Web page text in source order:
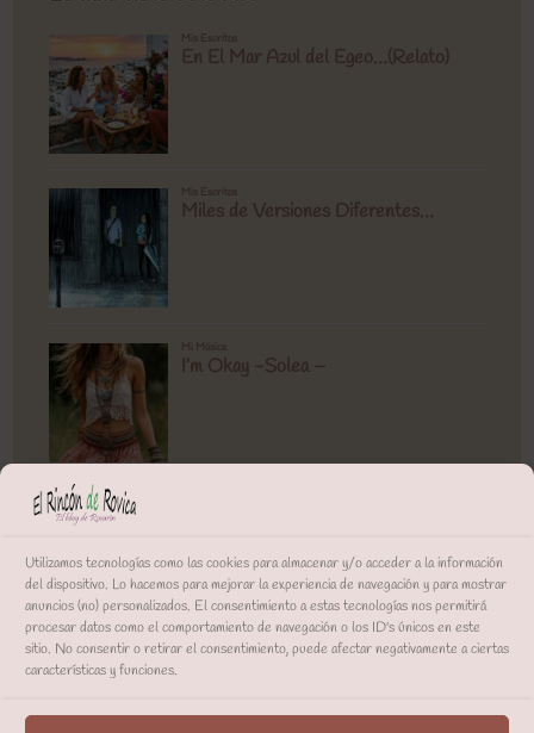
Utilizamos tecnologías como las cookies para almacenar y/o acceder a la información
del dispositivo. Lo hacemos para mejorar la experiencia de navegación y para mostrar
anuncios (no) personalizados. El consentimiento a estas tecnologías nos permitirá
procesar datos como el comportamiento de navegación o los ID's únicos en este
sitio. No consentir o retirar el consentimiento, puede afectar negativamente a ciertas
características y funciones.